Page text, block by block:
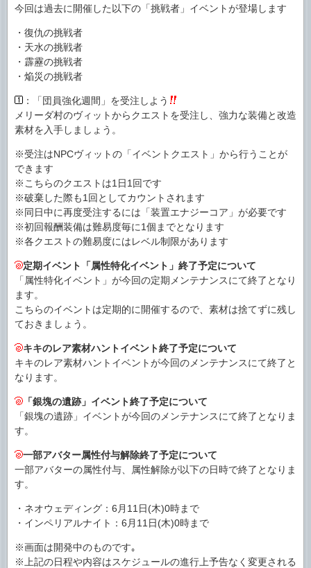
今回は過去に開催した以下の「挑戦者」イベントが登場します
・復仇の挑戦者
・天水の挑戦者
・霹靂の挑戦者
・焔災の挑戦者
：「団員強化週間」を受注しよう
メリーダ村のヴィットからクエストを受注し、強力な装備と改造
素材を入手しましょう。
※受注はNPCヴィットの「イベントクエスト」から行うことが
できます
※こちらのクエストは1日1回です
※破棄した際も1回としてカウントされます
※同日中に再度受注するには「装置エナジーコア」が必要です
※初回報酬装備は難易度毎に1個までとなります
※各クエストの難易度にはレベル制限があります
定期イベント「属性特化イベント」終了予定について
「属性特化イベント」が今回の定期メンテナンスにて終了となり
ます。
こちらのイベントは定期的に開催するので、素材は捨てずに残し
ておきましょう。
キキのレア素材ハントイベント終了予定について
キキのレア素材ハントイベントが今回のメンテナンスにて終了と
なります。
「銀塊の遺跡」イベント終了予定について
「銀塊の遺跡」イベントが今回のメンテナンスにて終了となりま
す。
一部アバター属性付与解除終了予定について
一部アバターの属性付与、属性解除が以下の日時で終了となりま
す。
・ネオウェディング：6月11日(木)0時まで
・インペリアルナイト：6月11日(木)0時まで
※画面は開発中のものです｡
※上記の日程や内容はスケジュールの進行上予告なく変更される